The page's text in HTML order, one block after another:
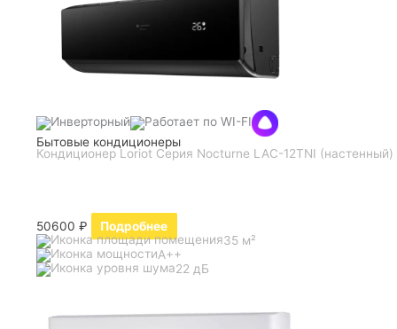
Бытовые кондиционеры
Кондиционер Loriot Серия Nocturne LAC-12TNI (настенный)
50600₽
Подробнее
35 м²
A++
22 дБ